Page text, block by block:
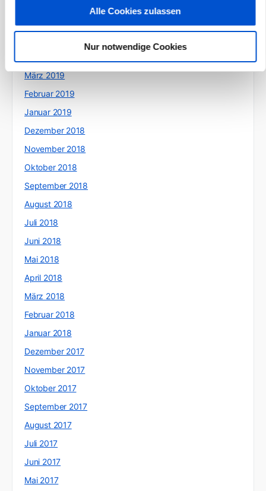
Alle Cookies zulassen
Nur notwendige Cookies
März 2019
Februar 2019
Januar 2019
Dezember 2018
November 2018
Oktober 2018
September 2018
August 2018
Juli 2018
Juni 2018
Mai 2018
April 2018
März 2018
Februar 2018
Januar 2018
Dezember 2017
November 2017
Oktober 2017
September 2017
August 2017
Juli 2017
Juni 2017
Mai 2017